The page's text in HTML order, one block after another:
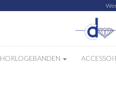
HORLOGEBANDEN